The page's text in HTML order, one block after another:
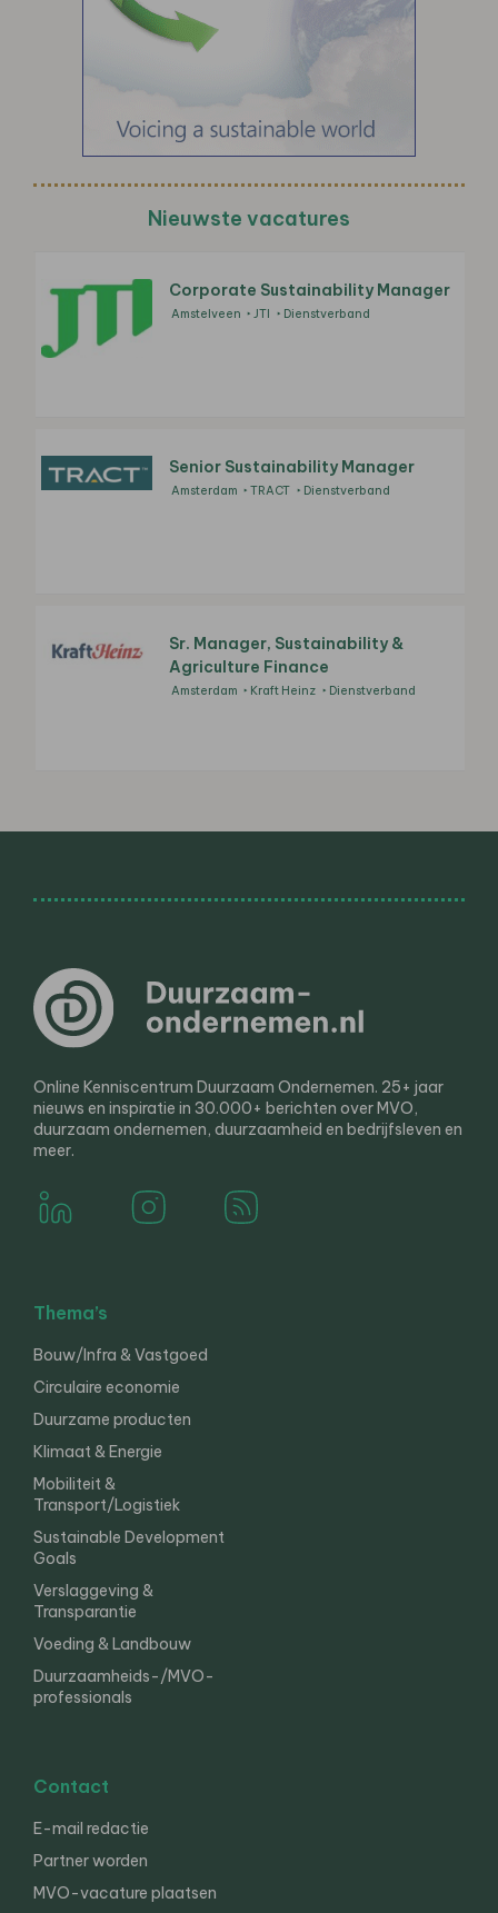
Nieuwste vacatures
Corporate Sustainability Manager
Amstelveen JTI Dienstverband
Senior Sustainability Manager
Amsterdam TRACT Dienstverband
Sr. Manager, Sustainability &
Agriculture Finance
Amsterdam Kraft Heinz Dienstverband
Online Kenniscentrum Duurzaam Ondernemen. 25+ jaar
nieuws en inspiratie in 30.000+ berichten over MVO,
duurzaam ondernemen, duurzaamheid en bedrijfsleven en
meer.
Thema’s
Bouw/Infra & Vastgoed
Circulaire economie
Duurzame producten
Klimaat & Energie
Mobiliteit &
Transport/Logistiek
Sustainable Development
Goals
Verslaggeving &
Transparantie
Voeding & Landbouw
Duurzaamheids-/MVO-
professionals
Contact
E-mail redactie
Partner worden
MVO-vacature plaatsen